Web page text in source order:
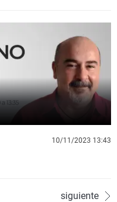
10/11/2023 13:43
siguiente